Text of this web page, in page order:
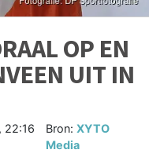
OP EN
UIT IN
22:16
Bron:XYTO
Media